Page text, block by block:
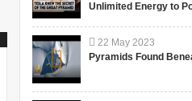
Unlimited Energy to
22 May 2023
Pyramids Found